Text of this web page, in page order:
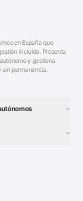
en España que
incluido. Presenta
y gestiona
sin permanencia.